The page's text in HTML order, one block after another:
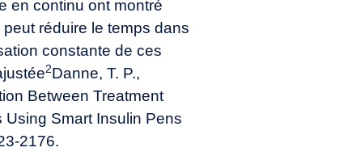
en continu ont montré
réduire le temps dans
constante de ces
2Danne, T. P.,
Between Treatment
Smart Insulin Pens
2176.